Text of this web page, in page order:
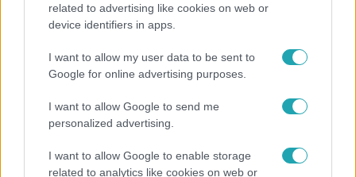
related to advertising like cookies on web or
device identifiers in apps.
I want to allow my user data to be sent to
Google for online advertising purposes.
I want to allow Google to send me
personalized advertising.
I want to allow Google to enable storage
related to analytics like cookies on web or